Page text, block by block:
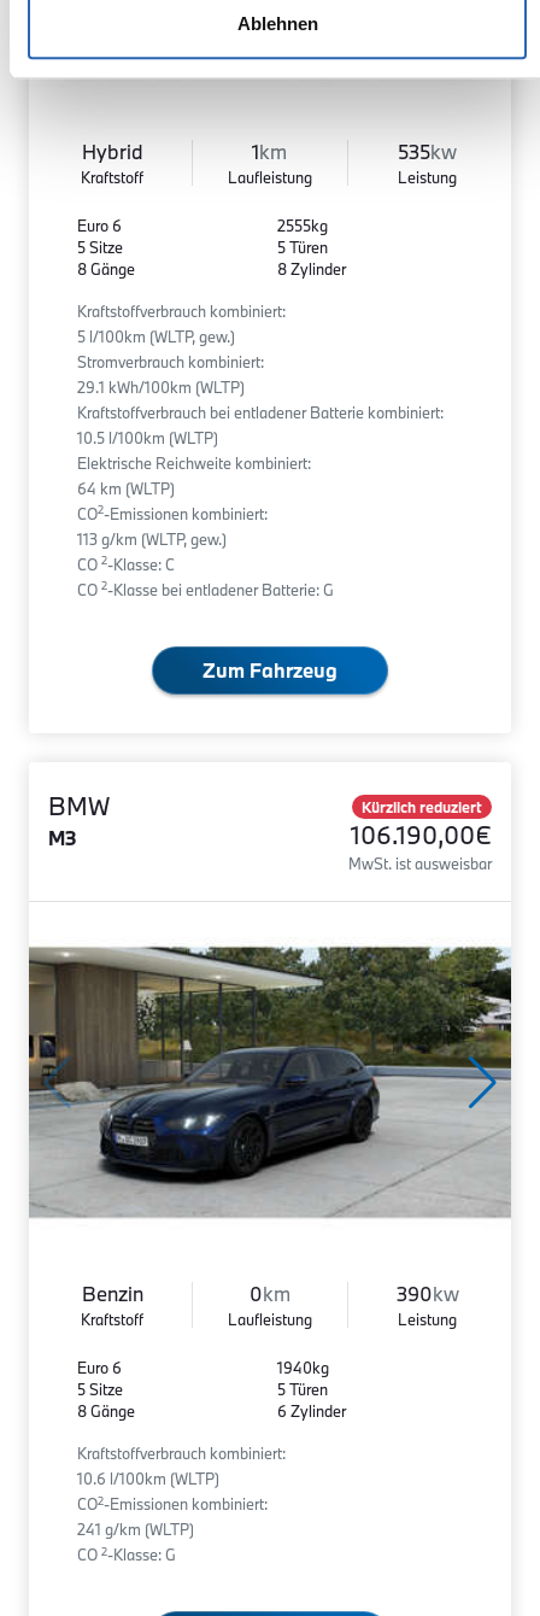
Ablehnen
Hybrid
Kraftstoff
1km
Laufleistung
535kw
Leistung
Euro 6
5 Sitze
8 Gänge
2555kg
5 Türen
8 Zylinder
Kraftstoffverbrauch kombiniert:
5 l/100km (WLTP, gew.)
Stromverbrauch kombiniert:
29.1 kWh/100km (WLTP)
Kraftstoffverbrauch bei entladener Batterie kombiniert:
10.5 l/100km (WLTP)
Elektrische Reichweite kombiniert:
64 km (WLTP)
CO2-Emissionen kombiniert:
113 g/km (WLTP, gew.)
CO 2-Klasse: C
CO 2-Klasse bei entladener Batterie: G
Zum Fahrzeug
BMW
M3
Kürzlich reduziert
106.190,00€
MwSt. ist ausweisbar
Benzin
Kraftstoff
0km
Laufleistung
390kw
Leistung
Euro 6
5 Sitze
8 Gänge
1940kg
5 Türen
6 Zylinder
Kraftstoffverbrauch kombiniert:
10.6 l/100km (WLTP)
CO2-Emissionen kombiniert:
241 g/km (WLTP)
CO 2-Klasse: G